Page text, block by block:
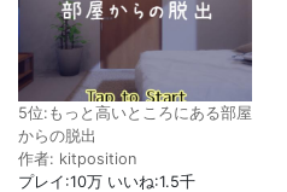
5位:もっと高いところにある部屋
からの脱出
作者: kitposition
プレイ:10万 いいね:1.5千